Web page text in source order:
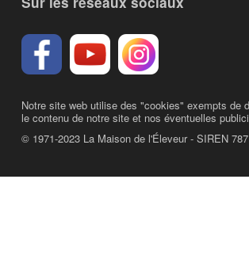
Notre site web utilise des "cookies" exempts de
le contenu de notre site et nos éventuelles
© 1971-2023 La Maison de l'Éleveur - SIREN